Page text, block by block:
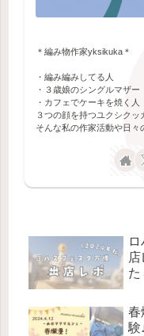
＊編み物作家yksikuka＊
・編み編みしてる人
・３歳娘のシングルマザー
・カフェでケーキを焼く人
３つの顔を持つユクシクッ
そんな私の作家活動や日々
た
春
験